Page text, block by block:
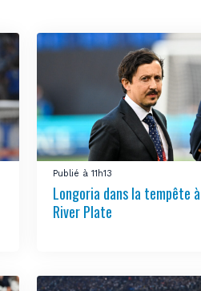
Publié à 11h13
Longoria dans la tempête à
River Plate